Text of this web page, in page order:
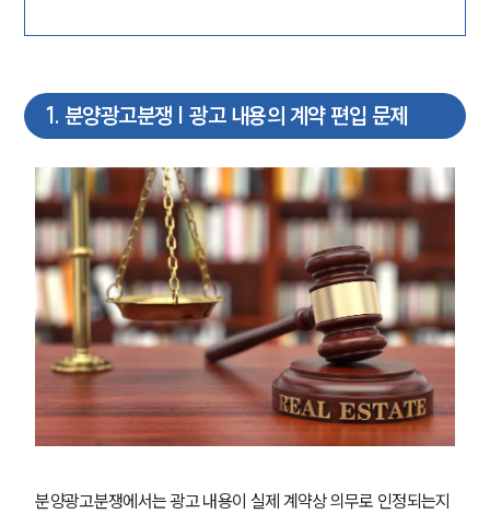
1. 분양광고분쟁 | 광고 내용의 계약 편입 문제
분양광고분쟁에서는 광고 내용이 실제 계약상 의무로 인정되는지